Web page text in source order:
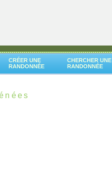
CRÉER UNE
RANDONNÉE
CHERCHER UNE
RANDONNÉE